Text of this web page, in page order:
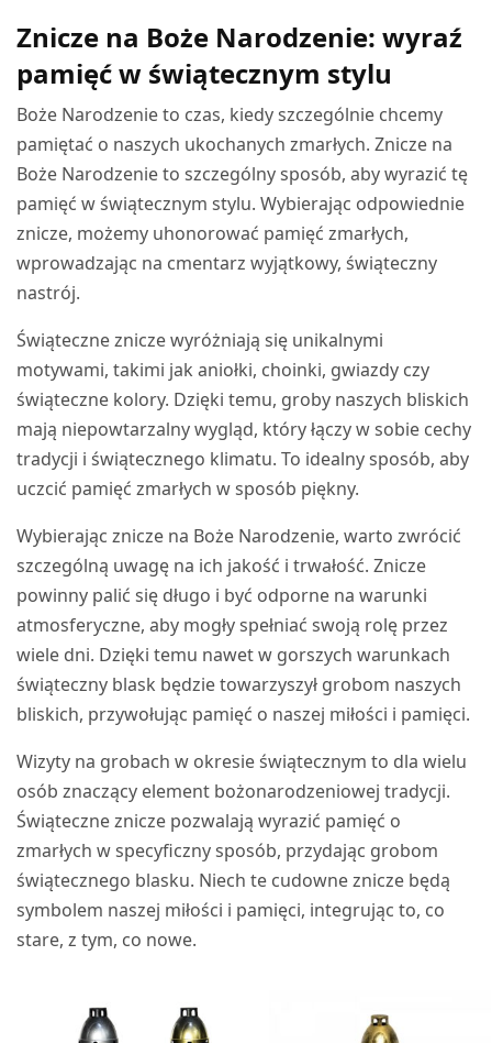
Znicze na Boże Narodzenie: wyraź
pamięć w świątecznym stylu
Boże Narodzenie to czas, kiedy szczególnie chcemy
pamiętać o naszych ukochanych zmarłych. Znicze na
Boże Narodzenie to szczególny sposób, aby wyrazić tę
pamięć w świątecznym stylu. Wybierając odpowiednie
znicze, możemy uhonorować pamięć zmarłych,
wprowadzając na cmentarz wyjątkowy, świąteczny
nastrój.
Świąteczne znicze wyróżniają się unikalnymi
motywami, takimi jak aniołki, choinki, gwiazdy czy
świąteczne kolory. Dzięki temu, groby naszych bliskich
mają niepowtarzalny wygląd, który łączy w sobie cechy
tradycji i świątecznego klimatu. To idealny sposób, aby
uczcić pamięć zmarłych w sposób piękny.
Wybierając znicze na Boże Narodzenie, warto zwrócić
szczególną uwagę na ich jakość i trwałość. Znicze
powinny palić się długo i być odporne na warunki
atmosferyczne, aby mogły spełniać swoją rolę przez
wiele dni. Dzięki temu nawet w gorszych warunkach
świąteczny blask będzie towarzyszył grobom naszych
bliskich, przywołując pamięć o naszej miłości i pamięci.
Wizyty na grobach w okresie świątecznym to dla wielu
osób znaczący element bożonarodzeniowej tradycji.
Świąteczne znicze pozwalają wyrazić pamięć o
zmarłych w specyficzny sposób, przydając grobom
świątecznego blasku. Niech te cudowne znicze będą
symbolem naszej miłości i pamięci, integrując to, co
stare, z tym, co nowe.